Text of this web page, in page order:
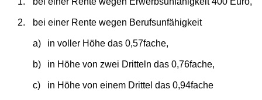
2. bei einer Rente wegen Berufsunfähigkeit
a) in voller Höhe das 0,57fache,
b) in Höhe von zwei Dritteln das 0,76fache,
c) in Höhe von einem Drittel das 0,94fache